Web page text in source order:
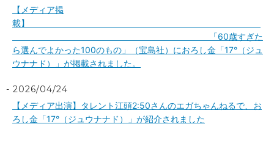
【メディア掲
載】
「60歳すぎた
ら選んでよかった100のもの」（宝島社）におろし金「17°（ジュ
ウナナド）」が掲載されました。
2026/04/24
【メディア出演】タレント江頭2:50さんのエガちゃんねるで、お
ろし金「17°（ジュウナナド）」が紹介されました